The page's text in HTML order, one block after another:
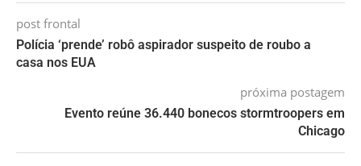
post frontal
Polícia ‘prende’ robô aspirador suspeito de roubo a
casa nos EUA
próxima postagem
Evento reúne 36.440 bonecos stormtroopers em
Chicago